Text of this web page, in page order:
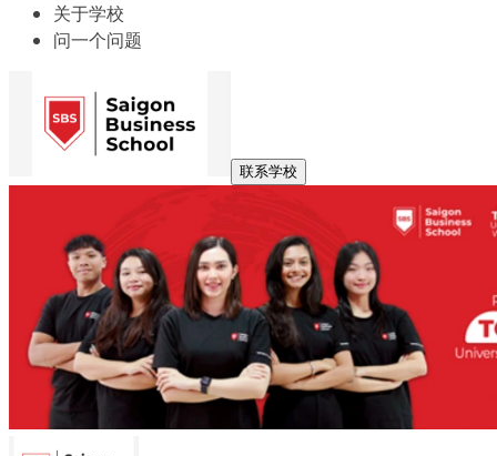
关于学校
问一个问题
联系学校